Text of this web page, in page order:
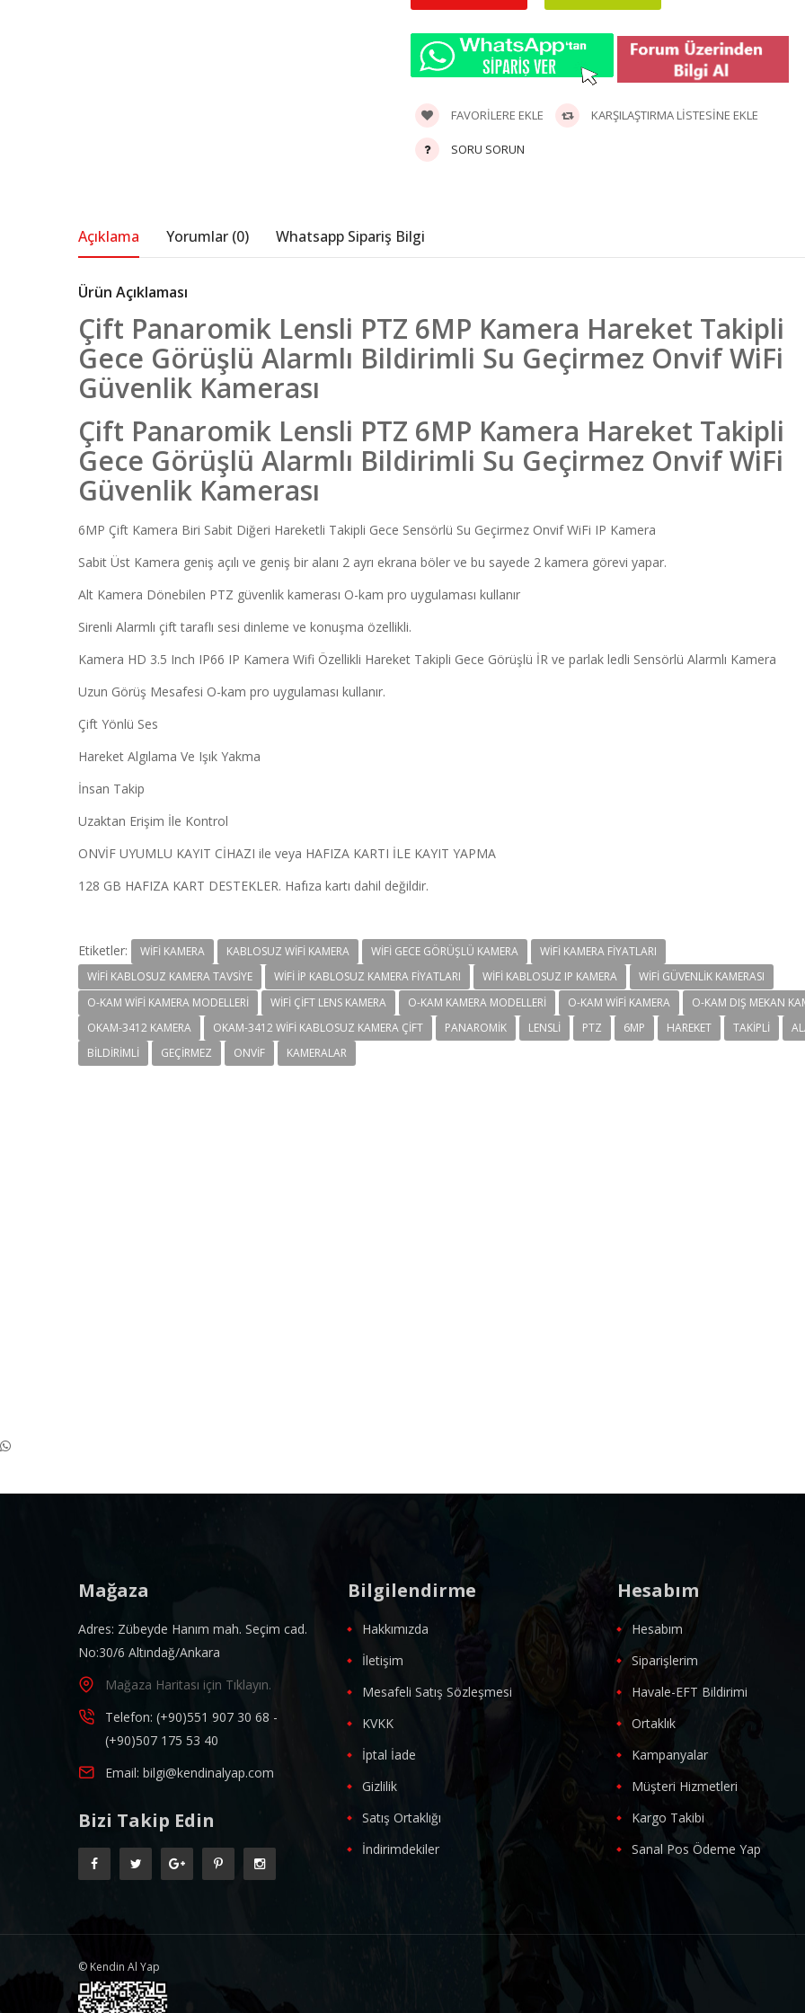
FAVORILERE EKLE KARŞILAŞTIRMA LISTESINE EKLE
SORU SORUN
Açıklama Yorumlar (0) Whatsapp Sipariş Bilgi
Ürün Açıklaması
Çift Panaromik Lensli PTZ 6MP Kamera Hareket Takipli
Gece Görüşlü Alarmlı Bildirimli Su Geçirmez Onvif WiFi
Güvenlik Kamerası
Çift Panaromik Lensli PTZ 6MP Kamera Hareket Takipli
Gece Görüşlü Alarmlı Bildirimli Su Geçirmez Onvif WiFi
Güvenlik Kamerası
6MP Çift Kamera Biri Sabit Diğeri Hareketli Takipli Gece Sensörlü Su Geçirmez Onvif WiFi IP Kamera
Sabit Üst Kamera geniş açılı ve geniş bir alanı 2 ayrı ekrana böler ve bu sayede 2 kamera görevi yapar.
Alt Kamera Dönebilen PTZ güvenlik kamerası O-kam pro uygulaması kullanır
Sirenli Alarmlı çift taraflı sesi dinleme ve konuşma özellikli.
Kamera HD 3.5 Inch IP66 IP Kamera Wifi Özellikli Hareket Takipli Gece Görüşlü İR ve parlak ledli Sensörlü Alarmlı Kamera
Uzun Görüş Mesafesi O-kam pro uygulaması kullanır.
Çift Yönlü Ses
Hareket Algılama Ve Işık Yakma
İnsan Takip
Uzaktan Erişim İle Kontrol
ONVİF UYUMLU KAYIT CİHAZI ile veya HAFIZA KARTI İLE KAYIT YAPMA
128 GB HAFIZA KART DESTEKLER. Hafıza kartı dahil değildir.
Etiketler: WIFI KAMERA KABLOSUZ WIFI KAMERA WIFI GECE GÖRÜŞLÜ KAMERA
WIFI KAMERA FIYATLARI
WIFI KABLOSUZ KAMERA TAVSIYE
WIFI IP KABLOSUZ KAMERA FIYATLARI WIFI KABLOSUZ IP KAMERA
WIFI GÜVENLIK KAMERASI
O-KAM WIFI KAMERA MODELLERI
WIFI ÇIFT LENS KAMERA O-KAM KAMERA MODELLERI O-KAM WIFI KAMERA
O-KAM DIŞ MEKAN
OKAM-3412 KAMERA
OKAM-3412 WIFI KABLOSUZ KAMERA ÇIFT PANAROMIK LENSLI PTZ 6MP HAREKET TAKIPLI
BILDIRIMLI
GEÇIRMEZ ONVIF KAMERALAR
O-KAM 3920 6MP
Okam 1 Yıl Tür..
Mağaza
Adres: Zübeyde Hanım mah. Seçim cad.
No:30/6 Altındağ/Ankara
Mağaza Haritası için Tıklayın.
Telefon: (+90)551 907 30 68 -
(+90)507 175 53 40
Email: bilgi@kendinalyap.com
Bizi Takip Edin
Bilgilendirme
Hakkımızda
İletişim
Mesafeli Satış Sözleşmesi
KVKK
İptal İade
Gizlilik
Satış Ortaklığı
İndirimdekiler
Hesabım
Hesabım
Siparişlerim
Havale-EFT Bildirimi
Ortaklık
Kampanyalar
Müşteri Hizmetleri
Kargo Takibi
Sanal Pos Ödeme Yap
© Kendin Al Yap